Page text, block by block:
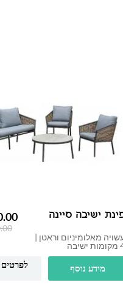
ישיבה סיינה
מאלומיניום וראטן |
מידע נוסף לפרטים